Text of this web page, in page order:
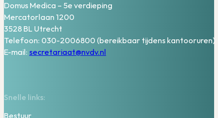
Domus Medica – 5e verdieping
Mercatorlaan 1200
3528 BL Utrecht
Telefoon: 030-2006800 (bereikbaar tijdens kantooruren)
E-mail: secretariaat@nvdv.nl
Snelle links:
Bestuur